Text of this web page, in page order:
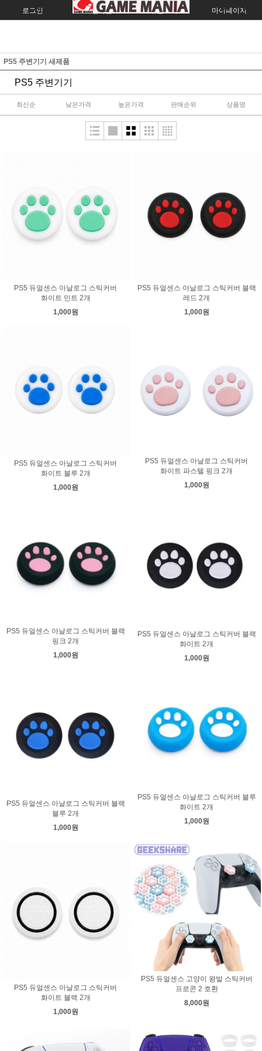
로그인 회원가입 주문조회 마이페이지
PS5 주변기기 새제품
PS5 주변기기
최신순 낮은가격 높은가격 판매순위 상품명
PS5 듀얼센스 아날로그 스틱커버
화이트 민트 2개
1,000원
PS5 듀얼센스 아날로그 스틱커버 블랙
레드 2개
1,000원
PS5 듀얼센스 아날로그 스틱커버
화이트 블루 2개
1,000원
PS5 듀얼센스 아날로그 스틱커버
화이트 파스텔 핑크 2개
1,000원
PS5 듀얼센스 아날로그 스틱커버 블랙
핑크 2개
1,000원
PS5 듀얼센스 아날로그 스틱커버 블랙
화이트 2개
1,000원
PS5 듀얼센스 아날로그 스틱커버 블랙
블루 2개
1,000원
PS5 듀얼센스 아날로그 스틱커버 블루
화이트 2개
1,000원
PS5 듀얼센스 아날로그 스틱커버
화이트 블랙 2개
1,000원
PS5 듀얼센스 고양이 왕발 스틱커버
프로콘 2 호환
8,000원